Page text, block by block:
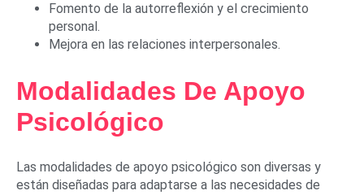
Fomento de la autorreflexión y el crecimiento
personal.
Mejora en las relaciones interpersonales.
Modalidades De Apoyo
Psicológico
Las modalidades de apoyo psicológico son diversas y
están diseñadas para adaptarse a las necesidades de